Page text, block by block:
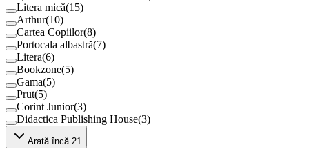
Litera mică(15)
Arthur(10)
Cartea Copiilor(8)
Portocala albastră(7)
Litera(6)
Bookzone(5)
Gama(5)
Prut(5)
Corint Junior(3)
Didactica Publishing House(3)
Arată încă 21